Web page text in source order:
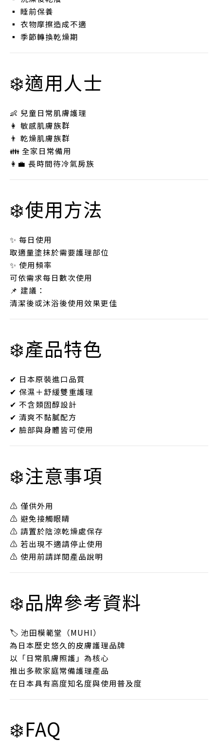
▪ 睡前保養
▪ 衣物摩擦造成不適
▪ 季節轉換乾燥期
❄️適用人士
👶 兒童日常肌膚護理
👩 敏感肌膚族群
👨 乾燥肌膚族群
👪 全家日常備用
👩‍💼 長時間待冷氣房族
❄️使用方法
✨ 每日使用
取適量塗抹於需要護理部位
✨ 使用頻率
可依需求每日數次使用
📌 建議：
清潔後或沐浴後使用效果更佳
❄️產品特色
✔ 日本原裝進口品質
✔ 保濕＋舒緩雙重護理
✔ 不含類固醇設計
✔ 清爽不黏膩配方
✔ 臉部與身體皆可使用
❄️注意事項
⚠️ 僅供外用
⚠️ 避免接觸眼睛
⚠️ 請置於陰涼乾燥處保存
⚠️ 若出現不適請停止使用
⚠️ 使用前請詳閱產品說明
❄️品牌參考資料
🏷 池田模範堂（MUHI）
為日本歷史悠久的皮膚護理品牌
以「日常肌膚照護」為核心
推出多款家庭常備護理產品
在日本具有高度知名度與使用普及度
❄️FAQ